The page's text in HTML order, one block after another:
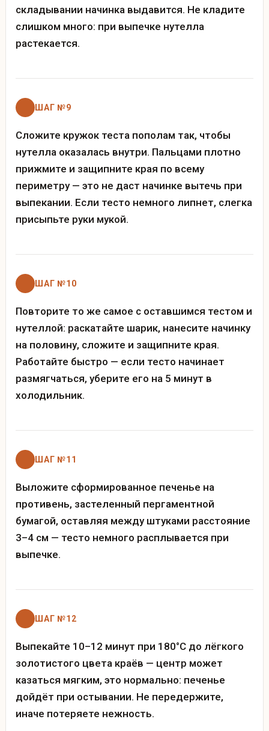
складывании начинка выдавится. Не кладите
слишком много: при выпечке нутелла
растекается.
ШАГ №9
Сложите кружок теста пополам так, чтобы
нутелла оказалась внутри. Пальцами плотно
прижмите и защипните края по всему
периметру — это не даст начинке вытечь при
выпекании. Если тесто немного липнет, слегка
присыпьте руки мукой.
ШАГ №10
Повторите то же самое с оставшимся тестом и
нутеллой: раскатайте шарик, нанесите начинку
на половину, сложите и защипните края.
Работайте быстро — если тесто начинает
размягчаться, уберите его на 5 минут в
холодильник.
ШАГ №11
Выложите сформированное печенье на
противень, застеленный пергаментной
бумагой, оставляя между штуками расстояние
3–4 см — тесто немного расплывается при
выпечке.
ШАГ №12
Выпекайте 10–12 минут при 180°C до лёгкого
золотистого цвета краёв — центр может
казаться мягким, это нормально: печенье
дойдёт при остывании. Не передержите,
иначе потеряете нежность.